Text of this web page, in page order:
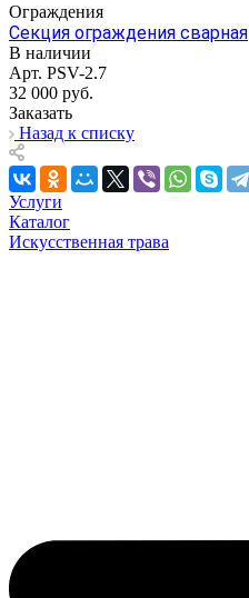
Ограждения
Секция ограждения сварная
В наличии
Арт. PSV-2.7
32 000 руб.
Заказать
Назад к списку
Услуги
Каталог
Искусственная трава